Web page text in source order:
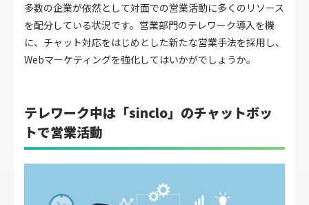
多数の企業が依然として対面での営業活動に多くのリソース
を配分している状況です。営業部門のテレワーク導入を機
に、チャット対応をはじめとした新たな営業手法を採用し、
Webマーケティングを強化してはいかがでしょうか。
テレワーク中は「sinclo」のチャットボッ
トで営業活動